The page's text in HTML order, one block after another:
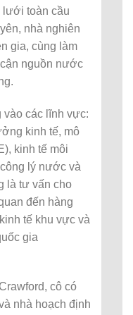
lưới toàn cầu
nhà nghiên
gia, cùng làm
nguồn nước
vào các lĩnh vực:
kinh tế, mô
kinh tế môi
lý nước và
là tư vấn cho
đến hàng
tế khu vực và
gia
cô có
nhà hoạch định